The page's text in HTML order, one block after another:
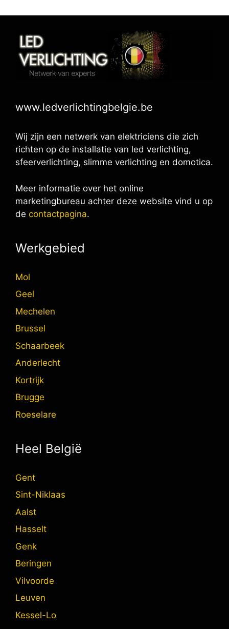
www.ledverlichtingbelgie.be
Wij zijn een netwerk van elektriciens die zich
richten op de installatie van led verlichting,
sfeerverlichting, slimme verlichting en domotica.
Meer informatie over het online
marketingbureau achter deze website vind u op
de contactpagina.
Werkgebied
Mol
Geel
Mechelen
Brussel
Schaarbeek
Anderlecht
Kortrijk
Brugge
Roeselare
Heel België
Gent
Sint-Niklaas
Aalst
Hasselt
Genk
Beringen
Vilvoorde
Leuven
Kessel-Lo